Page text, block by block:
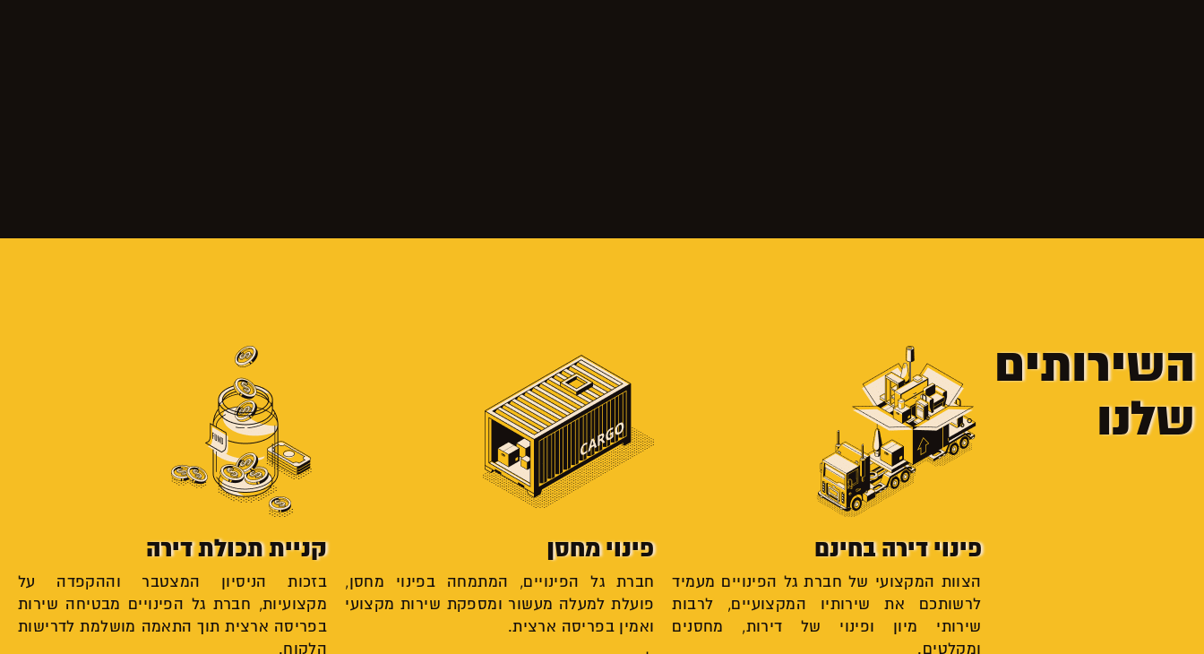
השירותים
שלנו
פינוי דירה בחינם
הצוות המקצועי של חברת גל הפינויים מעמיד
לרשותכם את שירותיו המקצועיים, לרבות
שירותי מיון ופינוי של דירות, מחסנים
ומקלטים.
פינוי מחסן
חברת גל הפינויים, המתמחה בפינוי מחסן,
פועלת למעלה מעשור ומספקת שירות מקצועי
ואמין בפריסה ארצית.
קניית תכולת דירה
בזכות הניסיון המצטבר וההקפדה על
מקצועיות, חברת גל הפינויים מבטיחה שירות
בפריסה ארצית תוך התאמה מושלמת לדרישות
הלקוח.